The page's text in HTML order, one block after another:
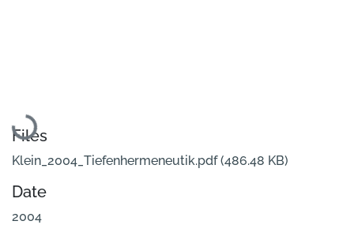
Loading...
Files
Klein_2004_Tiefenhermeneutik.pdf(486.48 KB)
Date
2004